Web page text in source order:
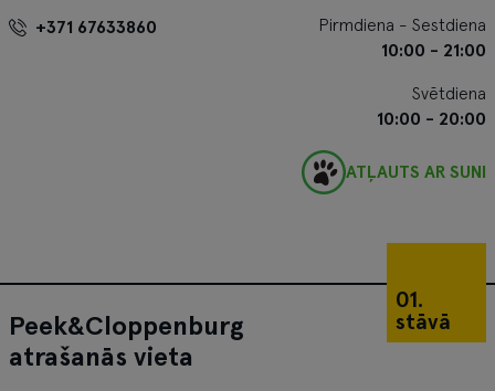
+371 67633860
Pirmdiena - Sestdiena
10:00 - 21:00
Svētdiena
10:00 - 20:00
ATĻAUTS AR SUNI
01.
stāvā
Peek&Cloppenburg
atrašanās vieta